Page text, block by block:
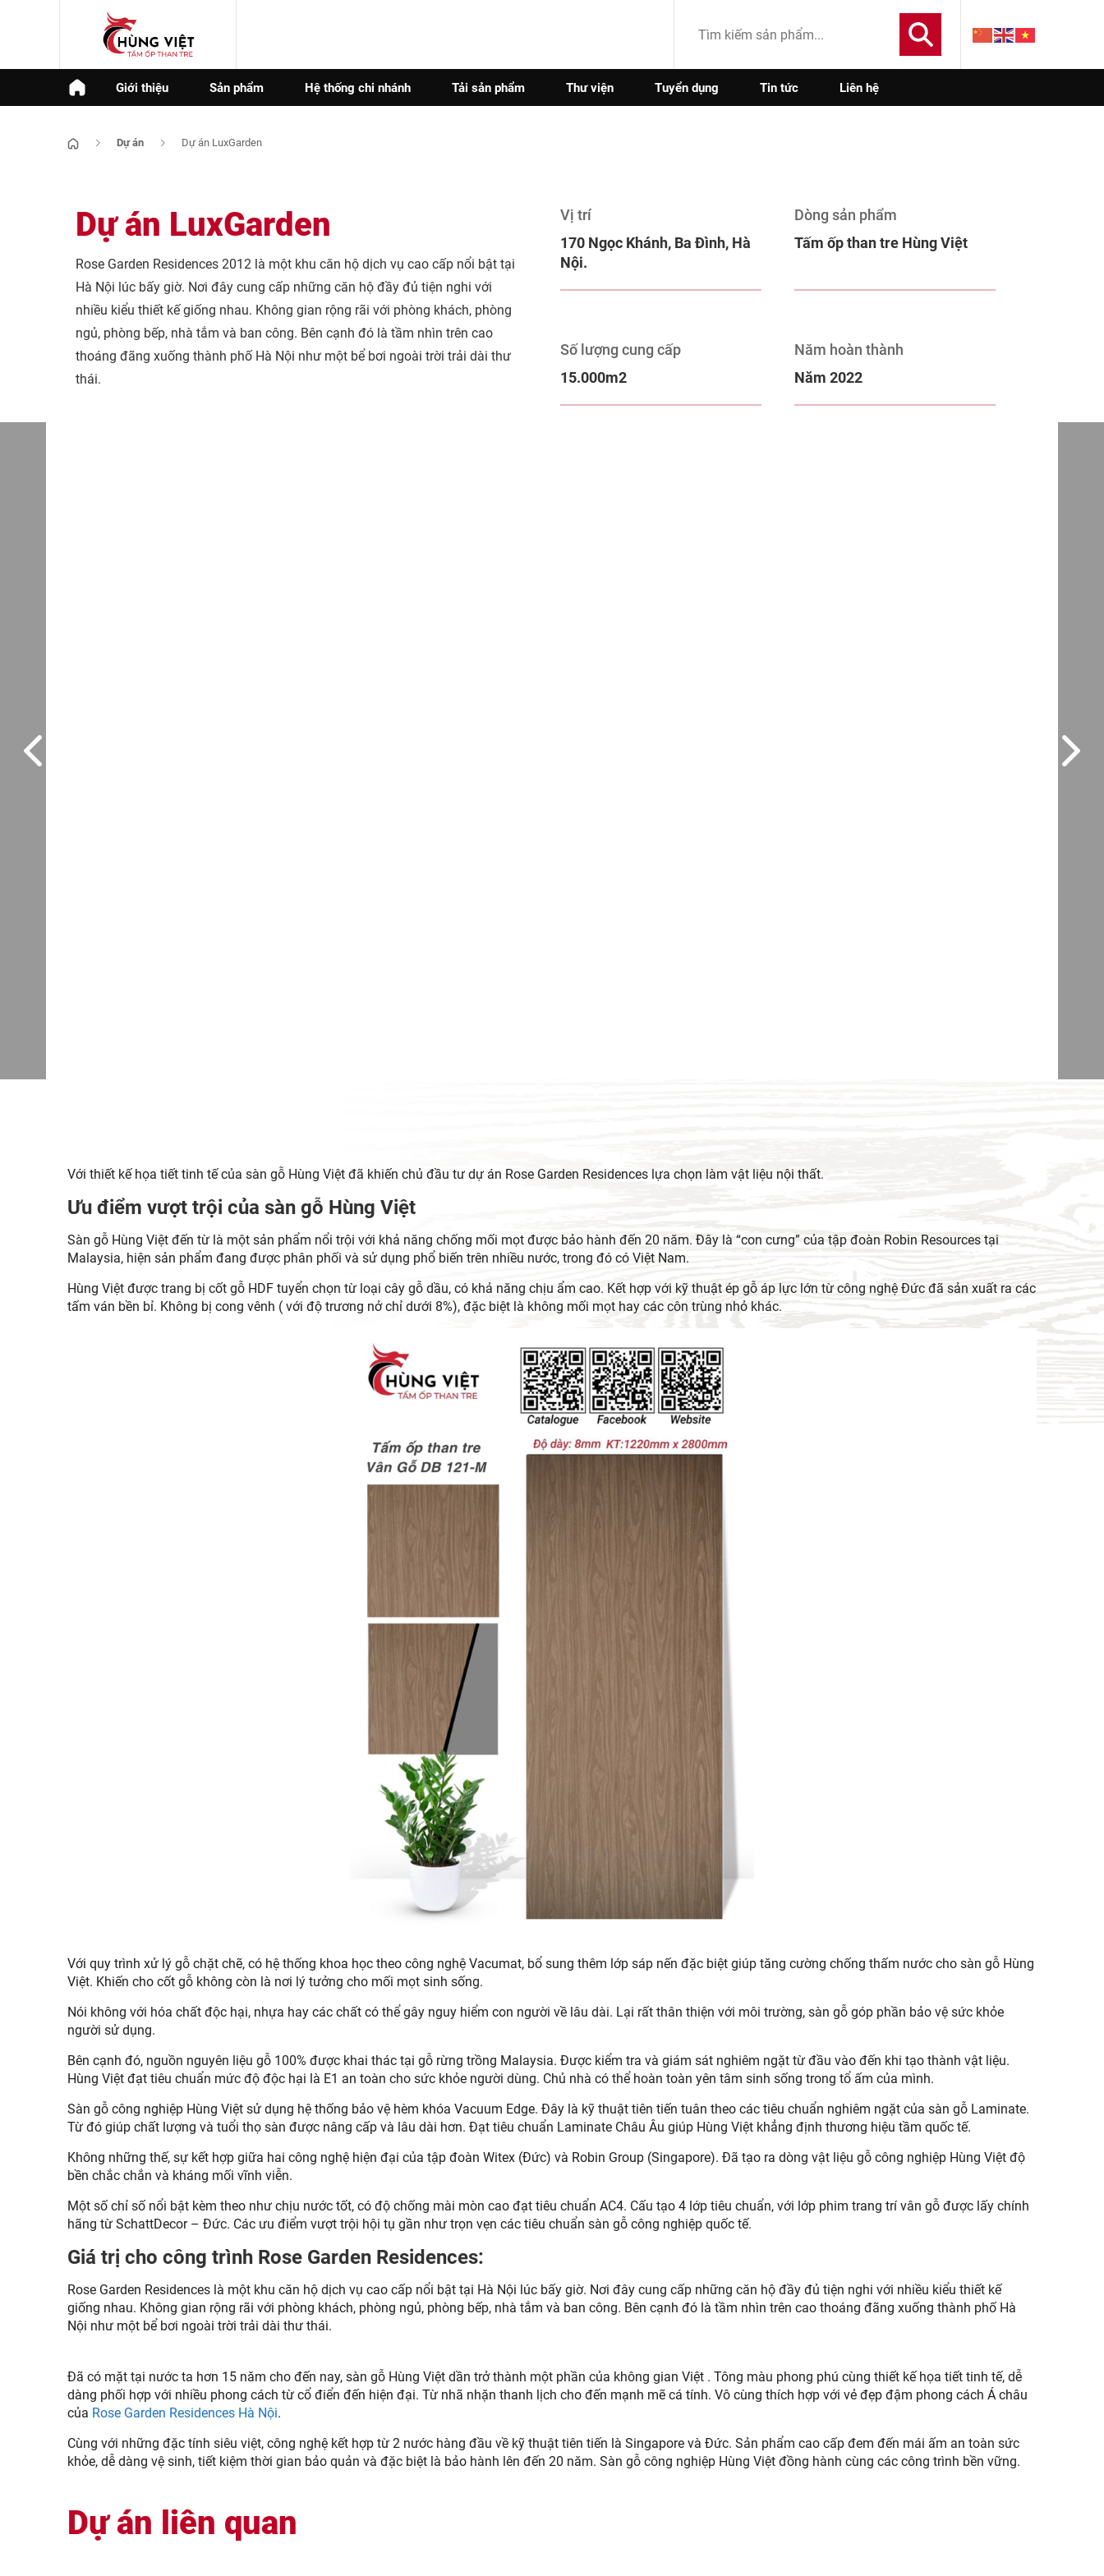
Giới thiệu Sản phẩm Hệ thống chi nhánh Tải sản phẩm Thư viện Tuyển dụng Tin tức Liên hệ
Dự án Dự án LuxGarden
Dự án LuxGarden
Rose Garden Residences 2012 là một khu căn hộ dịch vụ cao cấp nổi bật tại
Hà Nội lúc bấy giờ. Nơi đây cung cấp những căn hộ đầy đủ tiện nghi với
nhiều kiểu thiết kế giống nhau. Không gian rộng rãi với phòng khách, phòng
ngủ, phòng bếp, nhà tắm và ban công. Bên cạnh đó là tầm nhìn trên cao
thoáng đãng xuống thành phố Hà Nội như một bể bơi ngoài trời trải dài thư
thái.
Vị trí
170 Ngọc Khánh, Ba Đình, Hà
Nội.
Dòng sản phẩm
Tấm ốp than tre Hùng Việt
Số lượng cung cấp
15.000m2
Năm hoàn thành
Năm 2022
Với thiết kế họa tiết tinh tế của sàn gỗ Hùng Việt đã khiến chủ đầu tư dự án Rose Garden Residences lựa chọn làm vật liệu nội thất.
Ưu điểm vượt trội của sàn gỗ Hùng Việt
Sàn gỗ Hùng Việt đến từ là một sản phẩm nổi trội với khả năng chống mối mọt được bảo hành đến 20 năm. Đây là “con cưng” của tập đoàn Robin Resources tại
Malaysia, hiện sản phẩm đang được phân phối và sử dụng phổ biến trên nhiều nước, trong đó có Việt Nam.
Hùng Việt được trang bị cốt gỗ HDF tuyển chọn từ loại cây gỗ dầu, có khả năng chịu ẩm cao. Kết hợp với kỹ thuật ép gỗ áp lực lớn từ công nghệ Đức đã sản xuất ra các
tấm ván bền bỉ. Không bị cong vênh ( với độ trương nở chỉ dưới 8%), đặc biệt là không mối mọt hay các côn trùng nhỏ khác.
Với quy trình xử lý gỗ chặt chẽ, có hệ thống khoa học theo công nghệ Vacumat, bổ sung thêm lớp sáp nến đặc biệt giúp tăng cường chống thấm nước cho sàn gỗ Hùng
Việt. Khiến cho cốt gỗ không còn là nơi lý tưởng cho mối mọt sinh sống.
Nói không với hóa chất độc hại, nhựa hay các chất có thể gây nguy hiểm con người về lâu dài. Lại rất thân thiện với môi trường, sàn gỗ góp phần bảo vệ sức khỏe
người sử dụng.
Bên cạnh đó, nguồn nguyên liệu gỗ 100% được khai thác tại gỗ rừng trồng Malaysia. Được kiểm tra và giám sát nghiêm ngặt từ đầu vào đến khi tạo thành vật liệu.
Hùng Việt đạt tiêu chuẩn mức độ độc hại là E1 an toàn cho sức khỏe người dùng. Chủ nhà có thể hoàn toàn yên tâm sinh sống trong tổ ấm của mình.
Sàn gỗ công nghiệp Hùng Việt sử dụng hệ thống bảo vệ hèm khóa Vacuum Edge. Đây là kỹ thuật tiên tiến tuân theo các tiêu chuẩn nghiêm ngặt của sàn gỗ Laminate.
Từ đó giúp chất lượng và tuổi thọ sàn được nâng cấp và lâu dài hơn. Đạt tiêu chuẩn Laminate Châu Âu giúp Hùng Việt khẳng định thương hiệu tầm quốc tế.
Không những thế, sự kết hợp giữa hai công nghệ hiện đại của tập đoàn Witex (Đức) và Robin Group (Singapore). Đã tạo ra dòng vật liệu gỗ công nghiệp Hùng Việt độ
bền chắc chắn và kháng mối vĩnh viễn.
Một số chỉ số nổi bật kèm theo như chịu nước tốt, có độ chống mài mòn cao đạt tiêu chuẩn AC4. Cấu tạo 4 lớp tiêu chuẩn, với lớp phim trang trí vân gỗ được lấy chính
hãng từ SchattDecor – Đức. Các ưu điểm vượt trội hội tụ gần như trọn vẹn các tiêu chuẩn sàn gỗ công nghiệp quốc tế.
Giá trị cho công trình Rose Garden Residences:
Rose Garden Residences là một khu căn hộ dịch vụ cao cấp nổi bật tại Hà Nội lúc bấy giờ. Nơi đây cung cấp những căn hộ đầy đủ tiện nghi với nhiều kiểu thiết kế
giống nhau. Không gian rộng rãi với phòng khách, phòng ngủ, phòng bếp, nhà tắm và ban công. Bên cạnh đó là tầm nhìn trên cao thoáng đãng xuống thành phố Hà
Nội như một bể bơi ngoài trời trải dài thư thái.
Đã có mặt tại nước ta hơn 15 năm cho đến nay, sàn gỗ Hùng Việt dần trở thành một phần của không gian Việt . Tông màu phong phú cùng thiết kế họa tiết tinh tế, dễ
dàng phối hợp với nhiều phong cách từ cổ điển đến hiện đại. Từ nhã nhặn thanh lịch cho đến mạnh mẽ cá tính. Vô cùng thích hợp với vẻ đẹp đậm phong cách Á châu
của Rose Garden Residences Hà Nội.
Cùng với những đặc tính siêu việt, công nghệ kết hợp từ 2 nước hàng đầu về kỹ thuật tiên tiến là Singapore và Đức. Sản phẩm cao cấp đem đến mái ấm an toàn sức
khỏe, dễ dàng vệ sinh, tiết kiệm thời gian bảo quản và đặc biệt là bảo hành lên đến 20 năm. Sàn gỗ công nghiệp Hùng Việt đồng hành cùng các công trình bền vững.
Dự án liên quan